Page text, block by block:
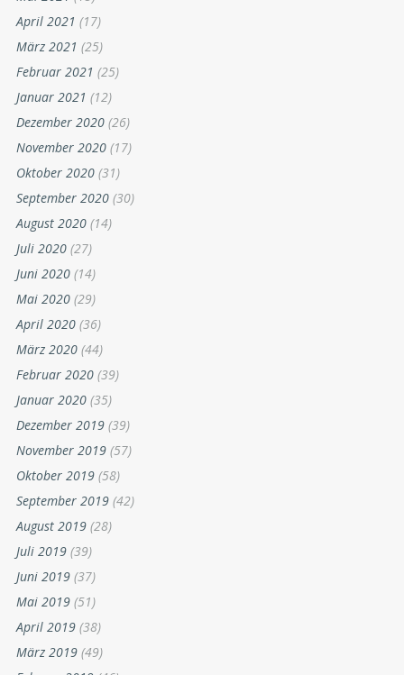
April 2021 (17)
März 2021 (25)
Februar 2021 (25)
Januar 2021 (12)
Dezember 2020 (26)
November 2020 (17)
Oktober 2020 (31)
September 2020 (30)
August 2020 (14)
Juli 2020 (27)
Juni 2020 (14)
Mai 2020 (29)
April 2020 (36)
März 2020 (44)
Februar 2020 (39)
Januar 2020 (35)
Dezember 2019 (39)
November 2019 (57)
Oktober 2019 (58)
September 2019 (42)
August 2019 (28)
Juli 2019 (39)
Juni 2019 (37)
Mai 2019 (51)
April 2019 (38)
März 2019 (49)